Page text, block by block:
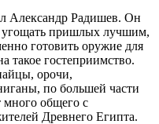
Александр Радишев. Он
угощать пришлых лучшим,
готовить оружие для
такое гостеприимство.
орочи,
, по большей части
общего с
Древнего Египта.